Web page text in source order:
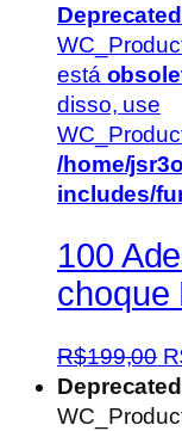
Deprecated
está
disso, use
/home/
includes/
100
choque
R$199,00 O
Deprecated